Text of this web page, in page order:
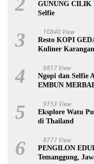
GUNUNG CILIK
Selfie
3 10840 View
Resto KOPI
Kuliner
4 9817 View
Ngopi dan Selfie
EMBUN
5 9153 View
Eksplore Watu
di Thailand
6 8777 View
PENGILON
Temanggung,